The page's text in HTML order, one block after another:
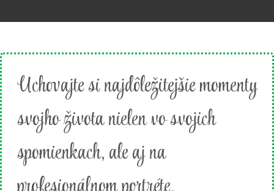
Uchovajte si najdôležitejšie momenty
svojho života nielen vo svojich
spomienkach, ale aj na